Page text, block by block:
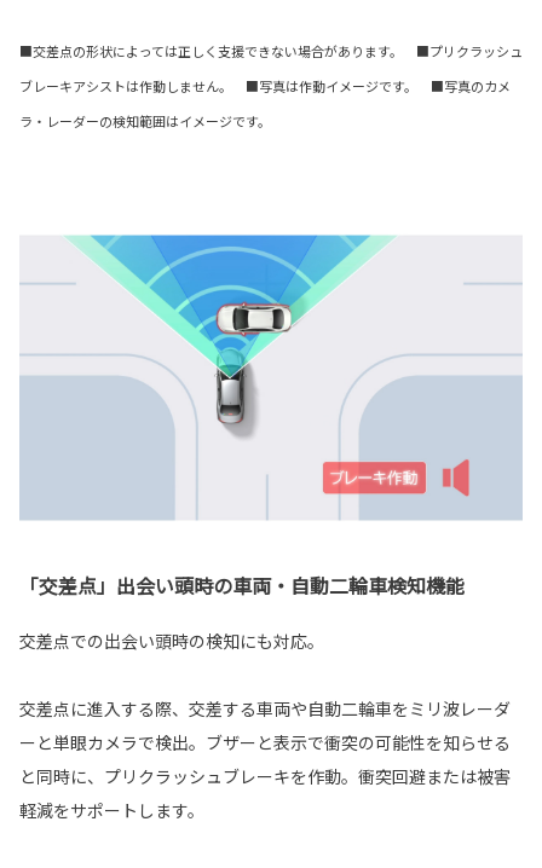
■交差点の形状によっては正しく支援できない場合があります。 ■プリクラッシュ
ブレーキアシストは作動しません。 ■写真は作動イメージです。 ■写真のカメ
ラ・レーダーの検知範囲はイメージです。
「交差点」出会い頭時の車両・自動二輪車検知機能
交差点での出会い頭時の検知にも対応。
交差点に進入する際、交差する車両や自動二輪車をミリ波レーダ
ーと単眼カメラで検出。ブザーと表示で衝突の可能性を知らせる
と同時に、プリクラッシュブレーキを作動。衝突回避または被害
軽減をサポートします。